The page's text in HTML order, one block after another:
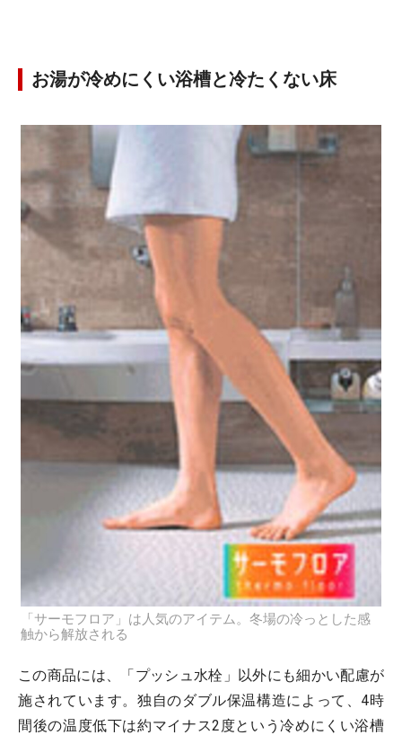
お湯が冷めにくい浴槽と冷たくない床
「サーモフロア」は人気のアイテム。冬場の冷っとした感
触から解放される
この商品には、「プッシュ水栓」以外にも細かい配慮が
施されています。独自のダブル保温構造によって、4時
間後の温度低下は約マイナス2度という冷めにくい浴槽